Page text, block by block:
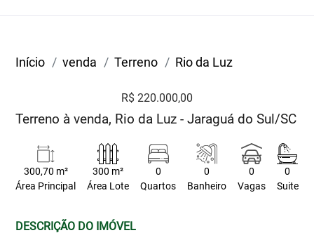
Início venda Terreno Rio da Luz
R$ 220.000,00
Terreno à venda, Rio da Luz - Jaraguá do Sul/SC
300,70 m²
Área Principal
300 m²
Área Lote
0
Quartos
0
Banheiro
0
Vagas
0
Suite
DESCRIÇÃO DO IMÓVEL